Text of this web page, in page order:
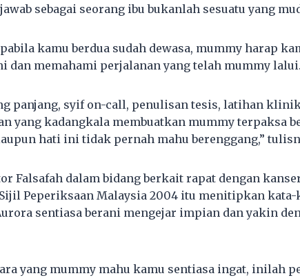
sebagai seorang ibu bukanlah sesuatu yang
kamu berdua sudah dewasa, mummy harap
dan memahami perjalanan yang telah mummy lalui.
panjang, syif on-call, penulisan tesis, latihan
yang kadangkala membuatkan mummy terpaksa
hati ini tidak pernah mahu berenggang,”
Falsafah dalam bidang berkait rapat dengan
Peperiksaan Malaysia 2004 itu menitipkan kata-
sentiasa berani mengejar impian dan yakin
yang mummy mahu kamu sentiasa ingat, inilah